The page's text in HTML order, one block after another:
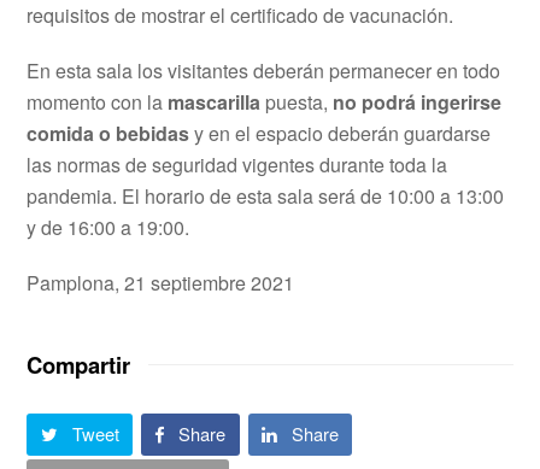
requisitos de mostrar el certificado de vacunación.
En esta sala los visitantes deberán permanecer en todo
momento con la mascarilla puesta, no podrá ingerirse
comida o bebidasy en el espacio deberán guardarse
las normas de seguridad vigentes durante toda la
pandemia. El horario de esta sala será de 10:00 a 13:00
y de 16:00 a 19:00.
Pamplona, 21 septiembre 2021
Compartir
Tweet Share
Share